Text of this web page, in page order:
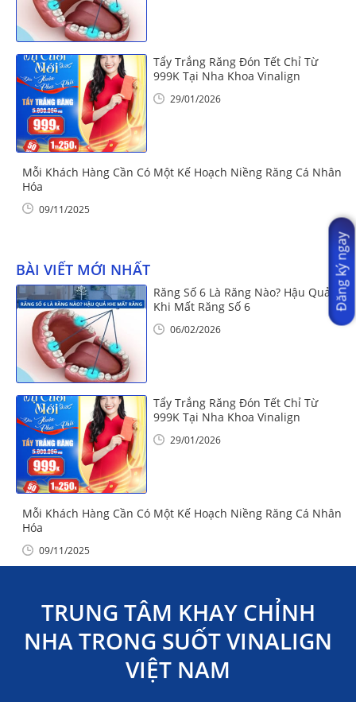
Tẩy Trắng Răng Đón Tết Chỉ Từ
999K Tại Nha Khoa Vinalign
29/01/2026
Mỗi Khách Hàng Cần Có Một Kế Hoạch Niềng Răng Cá Nhân
Hóa
09/11/2025
BÀI VIẾT MỚI NHẤT
Răng Số 6 Là Răng Nào? Hậu Quả
Khi Mất Răng Số 6
06/02/2026
Tẩy Trắng Răng Đón Tết Chỉ Từ
999K Tại Nha Khoa Vinalign
29/01/2026
Mỗi Khách Hàng Cần Có Một Kế Hoạch Niềng Răng Cá Nhân
Hóa
09/11/2025
TRUNG TÂM KHAY CHỈNH
NHA TRONG SUỐT VINALIGN
VIỆT NAM
Đăng ký ngay